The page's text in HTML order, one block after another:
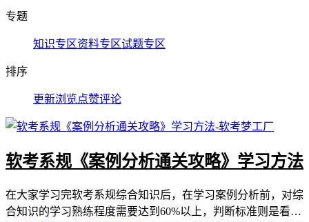
专题
知识专区资料专区试题专区
排序
更新浏览点赞评论
软考系规《案例分析通关攻略》学习方法
在大家学习完软考系规综合知识后，在学习案例分析前，对综
合知识的学习熟练程度需要达到60%以上，判断标准则是看着